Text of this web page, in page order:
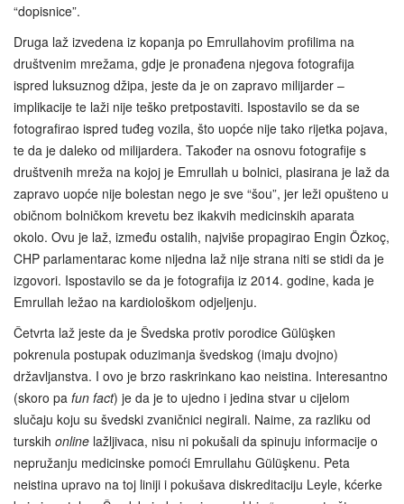
“dopisnice”.
Druga laž izvedena iz kopanja po Emrullahovim profilima na
društvenim mrežama, gdje je pronađena njegova fotografija
ispred luksuznog džipa, jeste da je on zapravo milijarder –
implikacije te laži nije teško pretpostaviti. Ispostavilo se da se
fotografirao ispred tuđeg vozila, što uopće nije tako rijetka pojava,
te da je daleko od milijardera. Također na osnovu fotografije s
društvenih mreža na kojoj je Emrullah u bolnici, plasirana je laž da
zapravo uopće nije bolestan nego je sve “šou”, jer leži opušteno u
običnom bolničkom krevetu bez ikakvih medicinskih aparata
okolo. Ovu je laž, između ostalih, najviše propagirao Engin Özkoç,
CHP parlamentarac kome nijedna laž nije strana niti se stidi da je
izgovori. Ispostavilo se da je fotografija iz 2014. godine, kada je
Emrullah ležao na kardiološkom odjeljenju.
Četvrta laž jeste da je Švedska protiv porodice Gülüşken
pokrenula postupak oduzimanja švedskog (imaju dvojno)
državljanstva. I ovo je brzo raskrinkano kao neistina. Interesantno
(skoro pa fun fact) je da je to ujedno i jedina stvar u cijelom
slučaju koju su švedski zvaničnici negirali. Naime, za razliku od
turskih online lažljivaca, nisu ni pokušali da spinuju informacije o
nepružanju medicinske pomoći Emrullahu Gülüşkenu. Peta
neistina upravo na toj liniji i pokušava diskreditaciju Leyle, kćerke